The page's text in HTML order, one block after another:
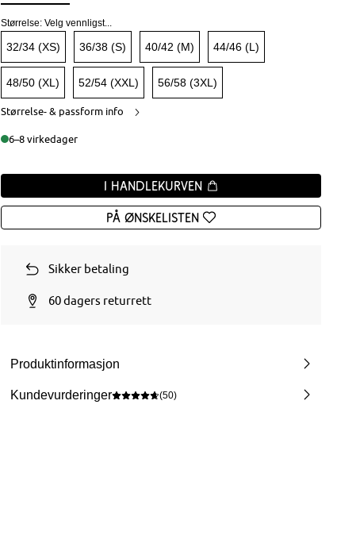
Størrelse:Velg vennligst...
32/34 (XS) 36/38 (S) 40/42 (M) 44/46 (L)
48/50 (XL) 52/54 (XXL) 56/58 (3XL)
Størrelse- & passform info
6–8 virkedager
I handlekurven
På ønskelisten
Sikker betaling
60 dagers returrett
Produktinformasjon
Kundevurderinger (50)